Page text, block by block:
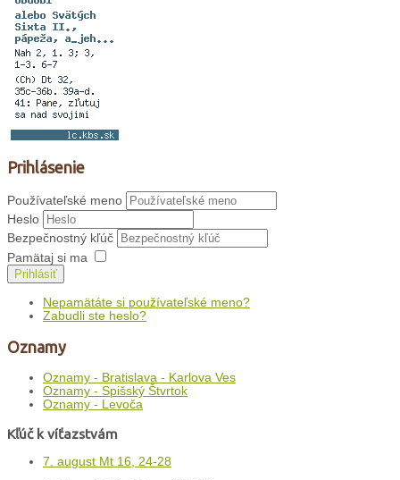
Prihlásenie
Používateľské meno
Heslo
Bezpečnostný kľúč
Pamätaj si ma
Prihlásiť
Nepamätáte si používateľské meno?
Zabudli ste heslo?
Oznamy
Oznamy - Bratislava - Karlova Ves
Oznamy - Spišský Štvrtok
Oznamy - Levoča
Kľúč k víťazstvám
7. august Mt 16, 24-28